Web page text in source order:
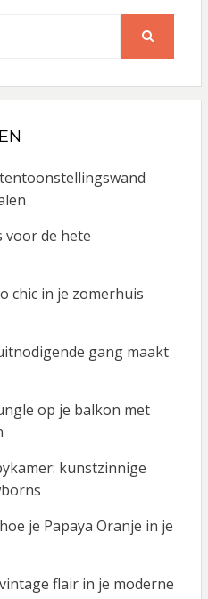
voor de hete
chic in je zomerhuis
gang maakt
op je balkon met
kunstzinnige
je Papaya Oranje in je
flair in je moderne